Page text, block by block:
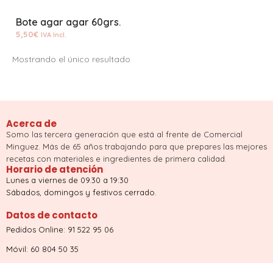
Bote agar agar 60grs.
5,50€ IVA Incl.
Mostrando el único resultado
Acerca de
Somo las tercera generación que está al frente de Comercial
Minguez. Más de 65 años trabajando para que prepares las mejores
recetas con materiales e ingredientes de primera calidad.
Horario de atención
Lunes a viernes de 09.30 a 19:30
Sábados, domingos y festivos cerrado.
Datos de contacto
Pedidos Online: 91 522 95 06
Móvil: 60 804 50 35